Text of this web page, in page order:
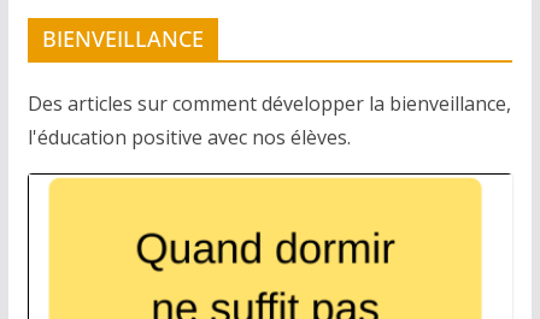
BIENVEILLANCE
Des articles sur comment développer la bienveillance,
l'éducation positive avec nos élèves.